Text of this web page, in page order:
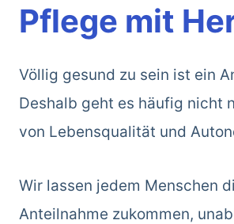
Pflege mit
Völlig gesund zu sein ist ein
Deshalb geht es häufig nicht
von Lebensqualität und
Wir lassen jedem Menschen
Anteilnahme zukommen,